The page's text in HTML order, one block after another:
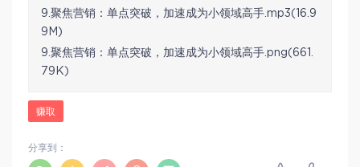
9.聚焦营销：单点突破，加速成为小领域高手.mp3(16.9
9M)
9.聚焦营销：单点突破，加速成为小领域高手.png(661.
79K)
赚取
分享到：